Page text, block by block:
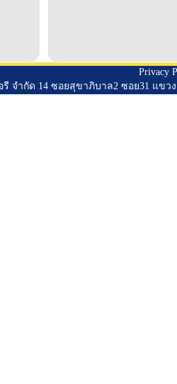
Privacy
จำกัด 14 ซอยสุขาภิบาล2 ซอย31 แขวง